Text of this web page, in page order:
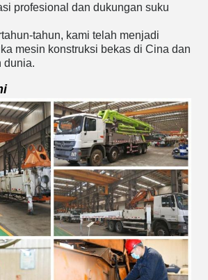
profesional dan dukungan suku
tahun, kami telah menjadi
mesin konstruksi bekas di Cina dan
dunia.